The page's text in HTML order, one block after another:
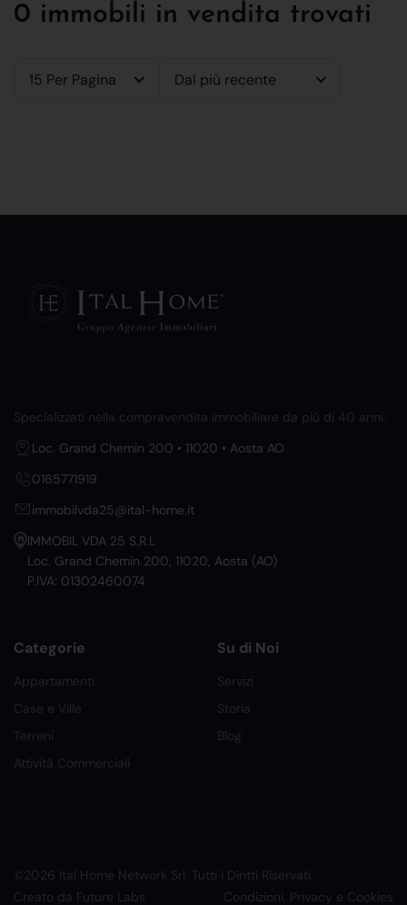
0 immobili in vendita trovati
15 Per Pagina Dal più recente
Specializzati nella compravendita immobiliare da più di 40 anni.
Loc. Grand Chemin 200 • 11020 • Aosta AO
0165771919
immobilvda25@ital-home.it
IMMOBIL VDA 25 S.R.L
Loc. Grand Chemin 200, 11020, Aosta (AO)
P.IVA: 01302460074
Categorie
Appartamenti
Case e Ville
Terreni
Attività Commerciali
Su di Noi
Servizi
Storia
Blog
©2026 Ital Home Network Srl. Tutti i Diritti Riservati.
Creato da Future Labs
Condizioni, Privacy e Cookies